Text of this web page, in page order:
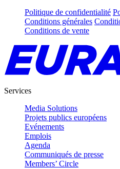
Politique de confidentialité
Conditions générales
Conditions de vente
Services
Media Solutions
Projets publics européens
Evénements
Emplois
Agenda
Communiqués de presse
Members’ Circle